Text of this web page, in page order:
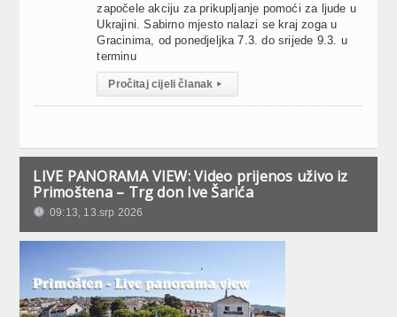
započele akciju za prikupljanje pomoći za ljude u
Ukrajini. Sabirno mjesto nalazi se kraj zoga u
Gracinima, od ponedjeljka 7.3. do srijede 9.3. u
terminu
Pročitaj cijeli članak ▸
LIVE PANORAMA VIEW: Video prijenos uživo iz
Primoštena – Trg don Ive Šarića
09:13, 13.srp 2026